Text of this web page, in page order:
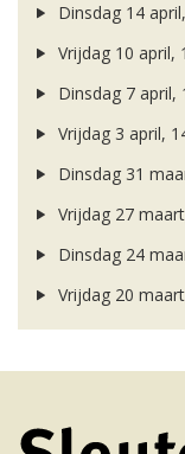
Dinsdag 14
Vrijdag 10 april,
Dinsdag 7 april,
Vrijdag 3 april,
Dinsdag 31
Vrijdag 27
Dinsdag 24
Vrijdag 20